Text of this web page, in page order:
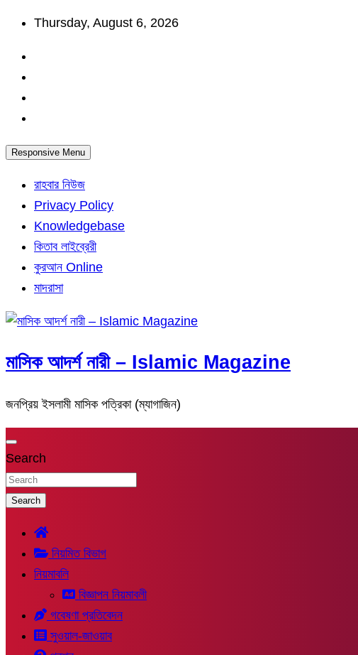
Skip
content
Thursday, August 6, 2026
Responsive Menu
রাহবার নিউজ
Privacy Policy
Knowledgebase
কিতাব লাইব্রেরী
কুরআন Online
মাদরাসা
মাসিক আদর্শ নারী – Islamic Magazine
জনপ্রিয় ইসলামী মাসিক পত্রিকা (ম্যাগাজিন)
Search
Search
নিয়মিত বিভাগ
নিয়মাবলি
বিজ্ঞাপন নিয়মাবলী
গবেষণা প্রতিবেদন
সুওয়াল-জাওয়াব